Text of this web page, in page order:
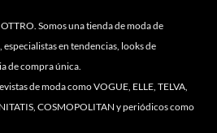
Somos una tienda de moda de
en tendencias, looks de
de compra única.
de moda como VOGUE, ELLE, TELVA,
COSMOPOLITAN y periódicos como